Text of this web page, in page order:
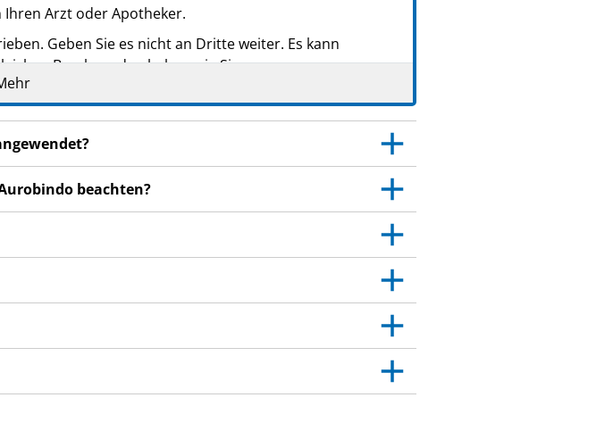
Ihren Arzt oder Apotheker.
Geben Sie es nicht an Dritte weiter. Es kann
Beschwerden haben wie Sie.
angegeben sind. Siehe Abschnitt 4.
beachten?